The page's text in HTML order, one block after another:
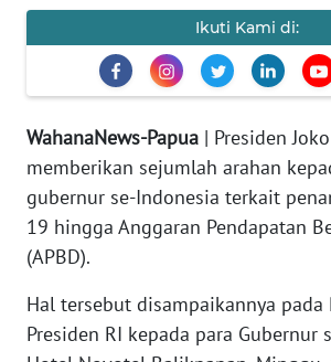
Ikuti Kami di:
WahanaNews-Papua | Presiden
memberikan sejumlah arahan
gubernur se-Indonesia terkait
19 hingga Anggaran Pendapatan
(APBD).
Hal tersebut disampaikannya pada
Presiden RI kepada para Gubernur
KAMI
IKLAN
TENTANG
KAMI
PEDOMAN
MEDIA
REDAKSI